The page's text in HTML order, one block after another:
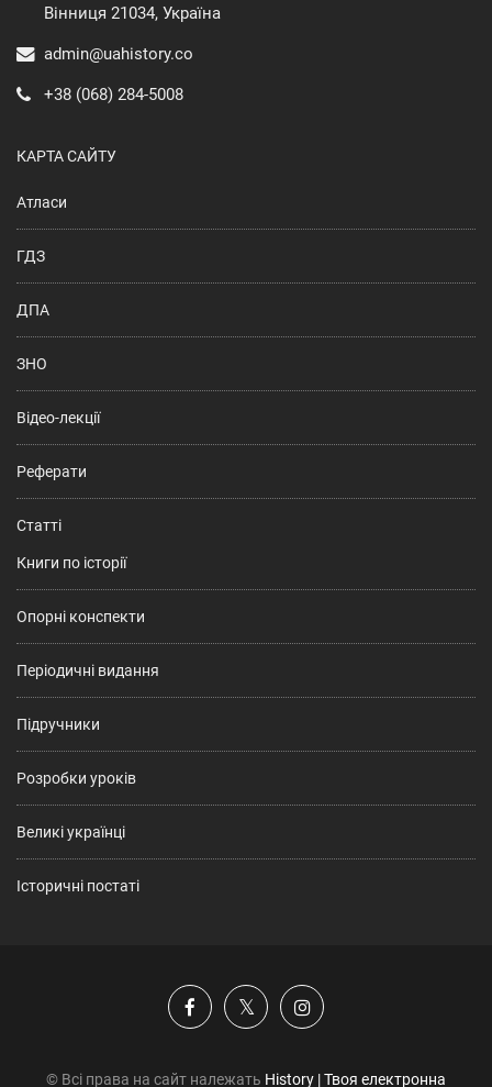
Вінниця 21034, Україна
admin@uahistory.co
+38 (068) 284-5008
КАРТА САЙТУ
Атласи
ГДЗ
ДПА
ЗНО
Відео-лекції
Реферати
Статті
Книги по історії
Опорні конспекти
Періодичні видання
Підручники
Розробки уроків
Великі українці
Історичні постаті
© Всі права на сайт належать History | Твоя електронна